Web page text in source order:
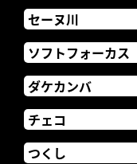
セーヌ川
ソフトフォーカス
ダケカンバ
チェコ
つくし